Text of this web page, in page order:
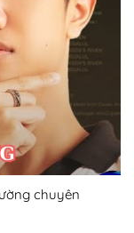
chuyên